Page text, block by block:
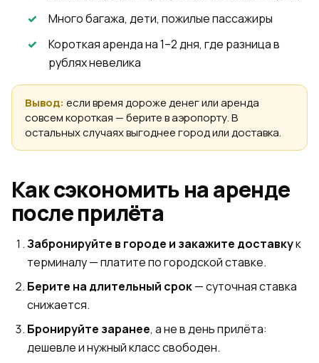
Много багажа, дети, пожилые пассажиры
Короткая аренда на 1–2 дня, где разница в
рублях невелика
Вывод: если время дороже денег или аренда
совсем короткая — берите в аэропорту. В
остальных случаях выгоднее город или доставка.
Как сэкономить на аренде
после прилёта
Забронируйте в городе и закажите доставкук
терминалу — платите по городской ставке.
Берите на длительный срок— суточная ставка
снижается.
Бронируйте заранее, а не в день прилёта:
дешевле и нужный класс свободен.